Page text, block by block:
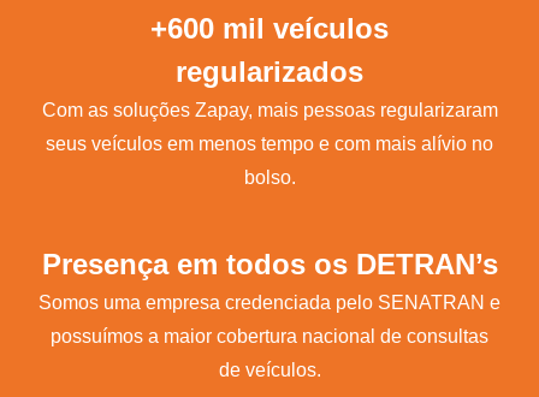
+600 mil veículos
regularizados
Com as soluções Zapay, mais pessoas regularizaram
seus veículos em menos tempo e com mais alívio no
bolso.
Presença em todos os DETRAN’s
Somos uma empresa credenciada pelo SENATRAN e
possuímos a maior cobertura nacional de consultas
de veículos.